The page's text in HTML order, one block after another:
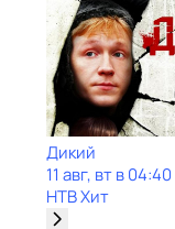
Дикий
11 авг, вт в 04:40
НТВ Хит